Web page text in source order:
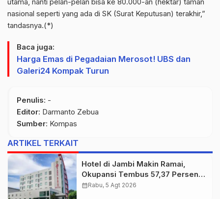
utama, nanti pelan-pelan bisa ke 80.000-an (hektar) taman
nasional seperti yang ada di SK (Surat Keputusan) terakhir,”
tandasnya.(*)
Baca juga:
Harga Emas di Pegadaian Merosot! UBS dan
Galeri24 Kompak Turun
Penulis: -
Editor: Darmanto Zebua
Sumber: Kompas
ARTIKEL TERKAIT
Hotel di Jambi Makin Ramai,
Okupansi Tembus 57,37 Persen
pada Juni 2026
calendar_monthRabu, 5 Agt 2026